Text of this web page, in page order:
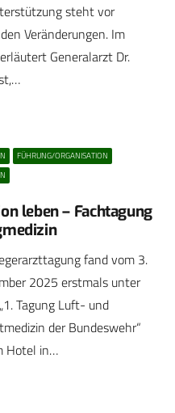
steht vor
Veränderungen. Im
Generalarzt Dr.
FÜHRUNG/ORGANISATION
leben – Fachtagung
fand vom 3.
2025 erstmals unter
Tagung Luft- und
der Bundeswehr“
Hotel in…